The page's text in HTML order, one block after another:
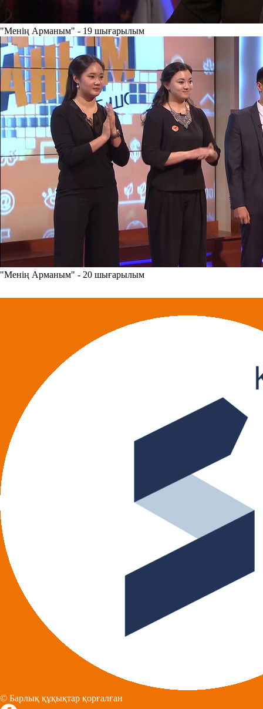
"Менің Арманым" - 19 шығарылым
"Менің Арманым" - 20 шығарылым
© Барлық құқықтар қорғалған